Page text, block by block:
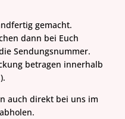
gemacht.
dann bei Euch
Sendungsnummer.
betragen innerhalb
auch direkt bei uns im